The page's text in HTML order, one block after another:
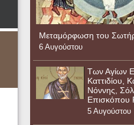
Μεταμόρφωση του
6 Αυγούστου
Των Αγίων
Καττιδίου,
Νόννης,
Επισκόπου
5 Αυγούστου